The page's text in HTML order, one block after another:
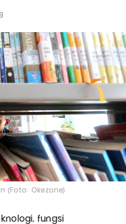
(Foto: Okezone)
fungsi